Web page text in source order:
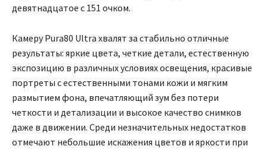
девятнадцатое с 151 очком.
Камеру Pura80 Ultra хвалят за стабильно отличные
результаты: яркие цвета, четкие детали, естественную
экспозицию в различных условиях освещения, красивые
портреты с естественными тонами кожи и мягким
размытием фона, впечатляющий зум без потери
четкости и детализации и высокое качество снимков
даже в движении. Среди незначительных недостатков
отмечают небольшие искажения цветов и яркости при